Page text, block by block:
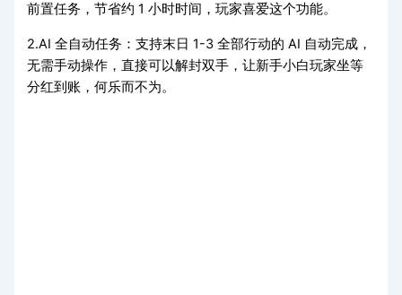
前置任务，节省约 1 小时时间，玩家喜爱这个功能。
2.AI 全自动任务：支持末日 1-3 全部行动的 AI 自动完成，
无需手动操作，直接可以解封双手，让新手小白玩家坐等
分红到账，何乐而不为。